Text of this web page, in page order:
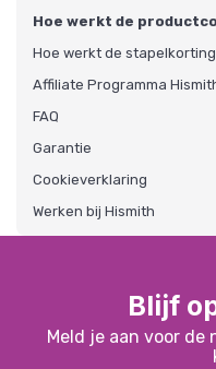
Hoe werkt de
Hoe werkt de
Affiliate Programma
FAQ
Garantie
Cookieverklaring
Werken bij Hismith
Blijf
Meld je aan voor